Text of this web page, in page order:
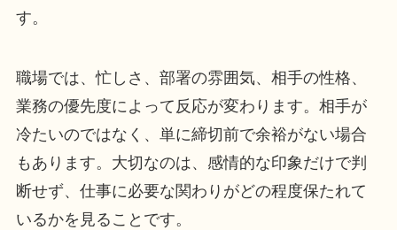
す。
職場では、忙しさ、部署の雰囲気、相手の性格、
業務の優先度によって反応が変わります。相手が
冷たいのではなく、単に締切前で余裕がない場合
もあります。大切なのは、感情的な印象だけで判
断せず、仕事に必要な関わりがどの程度保たれて
いるかを見ることです。